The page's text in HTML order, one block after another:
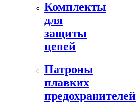
Комплекты
для
защиты
цепей
Патроны
плавких
предохранителей